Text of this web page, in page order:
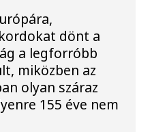
dönt a
a legforróbb
miközben az
olyan száraz
155 éve nem